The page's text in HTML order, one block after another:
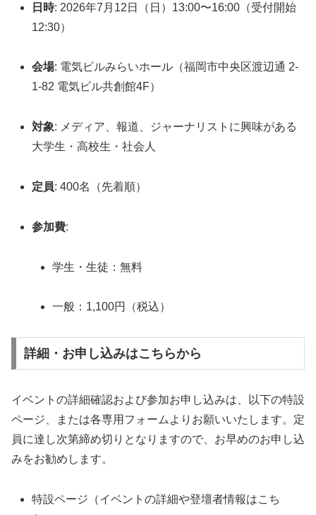
日時: 2026年7月12日（日）13:00〜16:00（受付開始
12:30）
会場: 電気ビルみらいホール（福岡市中央区渡辺通 2-
1-82 電気ビル共創館4F）
対象: メディア、報道、ジャーナリストに興味がある
大学生・高校生・社会人
定員: 400名（先着順）
参加費:
学生・生徒：無料
一般：1,100円（税込）
詳細・お申し込みはこちらから
イベントの詳細確認および参加お申し込みは、以下の特設
ページ、または各専用フォームよりお願いいたします。定
員に達し次第締め切りとなりますので、お早めのお申し込
みをお勧めします。
特設ページ（イベントの詳細や登壇者情報はこち